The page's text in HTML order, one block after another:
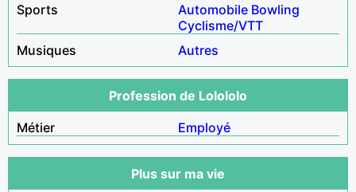
Sports
Automobile Bowling
Cyclisme/VTT
Musiques
Autres
Profession de Lolololo
Métier
Employé
Plus sur ma vie